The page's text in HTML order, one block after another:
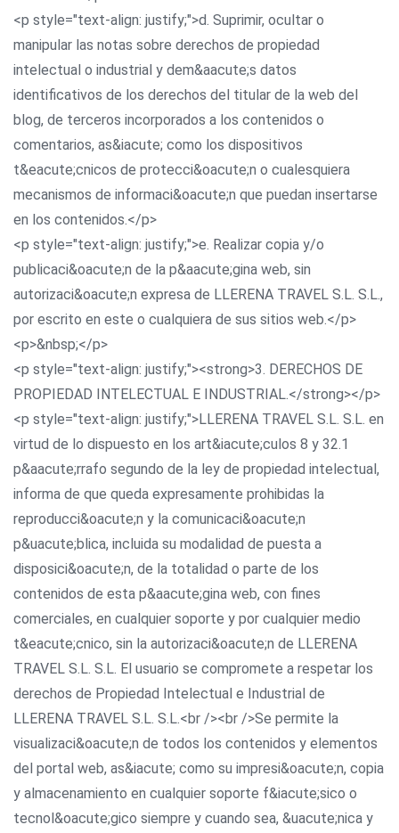
<p style="text-align: justify;">d. Suprimir, ocultar o
manipular las notas sobre derechos de propiedad
intelectual o industrial y dem&aacute;s datos
identificativos de los derechos del titular de la web del
blog, de terceros incorporados a los contenidos o
comentarios, as&iacute; como los dispositivos
t&eacute;cnicos de protecci&oacute;n o cualesquiera
mecanismos de informaci&oacute;n que puedan insertarse
en los contenidos.</p>
<p style="text-align: justify;">e. Realizar copia y/o
publicaci&oacute;n de la p&aacute;gina web, sin
autorizaci&oacute;n expresa de LLERENA TRAVEL S.L. S.L.,
por escrito en este o cualquiera de sus sitios web.</p>
<p>&nbsp;</p>
<p style="text-align: justify;"><strong>3. DERECHOS DE
PROPIEDAD INTELECTUAL E INDUSTRIAL.</strong></p>
<p style="text-align: justify;">LLERENA TRAVEL S.L. S.L. en
virtud de lo dispuesto en los art&iacute;culos 8 y 32.1
p&aacute;rrafo segundo de la ley de propiedad intelectual,
informa de que queda expresamente prohibidas la
reproducci&oacute;n y la comunicaci&oacute;n
p&uacute;blica, incluida su modalidad de puesta a
disposici&oacute;n, de la totalidad o parte de los
contenidos de esta p&aacute;gina web, con fines
comerciales, en cualquier soporte y por cualquier medio
t&eacute;cnico, sin la autorizaci&oacute;n de LLERENA
TRAVEL S.L. S.L. El usuario se compromete a respetar los
derechos de Propiedad Intelectual e Industrial de
LLERENA TRAVEL S.L. S.L.<br /><br />Se permite la
visualizaci&oacute;n de todos los contenidos y elementos
del portal web, as&iacute; como su impresi&oacute;n, copia
y almacenamiento en cualquier soporte f&iacute;sico o
tecnol&oacute;gico siempre y cuando sea, &uacute;nica y